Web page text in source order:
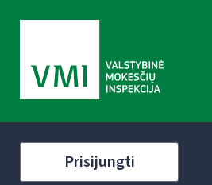
Prisijungti